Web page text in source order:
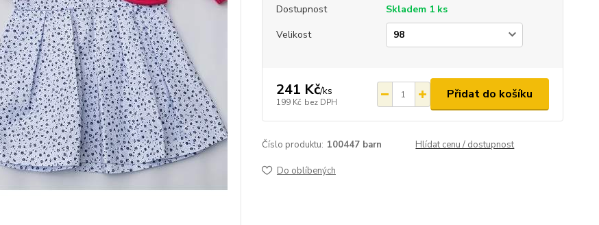
Dostupnost
Skladem 1 ks
Velikost
241 Kč/ks
199 Kč bez DPH
Přidat do košíku
Číslo produktu: 100447 barn Hlídat cenu / dostupnost
Do oblíbených